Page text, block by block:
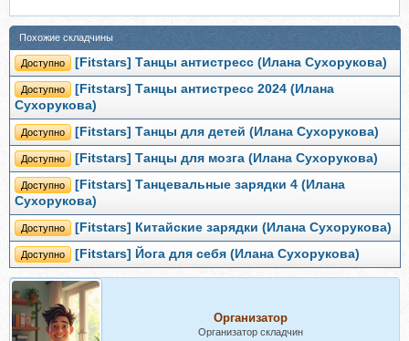
Похожие складчины
Доступно [Fitstars] Танцы антистресс (Илана Сухорукова)
Доступно
[Fitstars] Танцы антистресс 2024 (Илана
Сухорукова)
Доступно [Fitstars] Танцы для детей (Илана Сухорукова)
Доступно [Fitstars] Танцы для мозга (Илана Сухорукова)
Доступно
[Fitstars] Танцевальные зарядки 4 (Илана
Сухорукова)
Доступно [Fitstars] Китайские зарядки (Илана Сухорукова)
Доступно [Fitstars] Йога для себя (Илана Сухорукова)
Организатор
Организатор складчин